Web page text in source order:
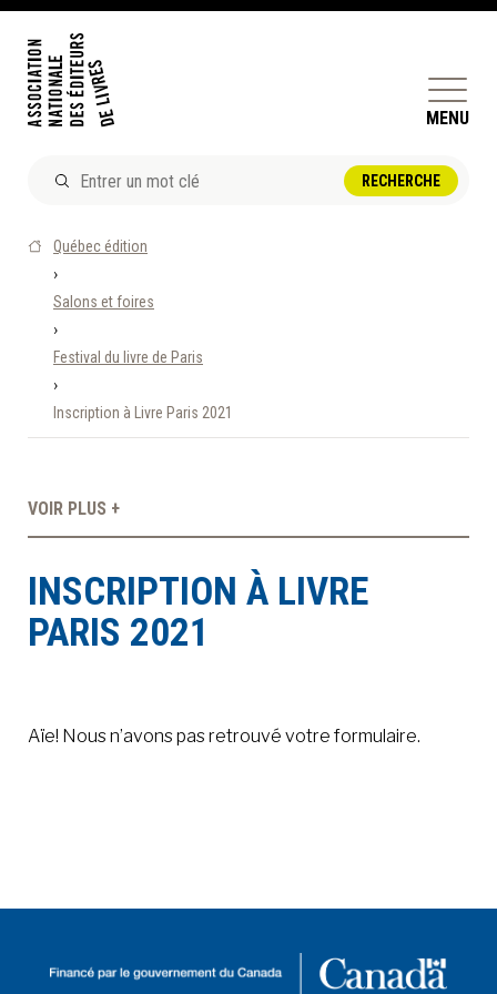
MENU
DOSSIERS ET ENJEUX
ÊTRE ÉDITEUR·TRICE
PERFECTIONNEMENT
ET SERVICES AUX MEMBRES
RÉPERTOIRE DES MEMBRES
À PROPOS DEVENIR MEMBRE
Québec édition
›
Salons et foires
›
Festival du livre de Paris
›
Inscription à Livre Paris 2021
INSCRIPTION À LIVRE
PARIS 2021
Aïe! Nous n’avons pas retrouvé votre formulaire.
VOIR PLUS +